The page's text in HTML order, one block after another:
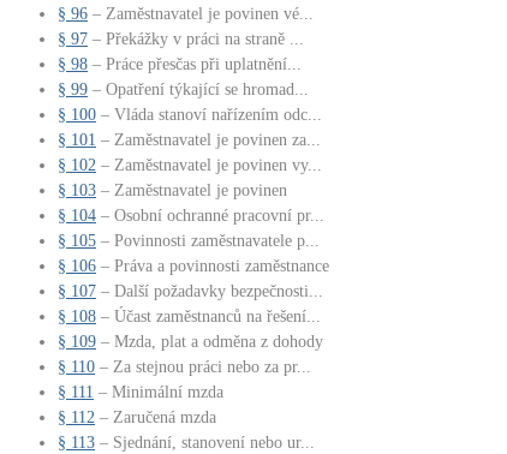
§ 96 – Zaměstnavatel je povinen vé...
§ 97 – Překážky v práci na straně ...
§ 98 – Práce přesčas při uplatnění...
§ 99 – Opatření týkající se hromad...
§ 100 – Vláda stanoví nařízením odc...
§ 101 – Zaměstnavatel je povinen za...
§ 102 – Zaměstnavatel je povinen vy...
§ 103 – Zaměstnavatel je povinen
§ 104 – Osobní ochranné pracovní pr...
§ 105 – Povinnosti zaměstnavatele p...
§ 106 – Práva a povinnosti zaměstnance
§ 107 – Další požadavky bezpečnosti...
§ 108 – Účast zaměstnanců na řešení...
§ 109 – Mzda, plat a odměna z dohody
§ 110 – Za stejnou práci nebo za pr...
§ 111 – Minimální mzda
§ 112 – Zaručená mzda
§ 113 – Sjednání, stanovení nebo ur...